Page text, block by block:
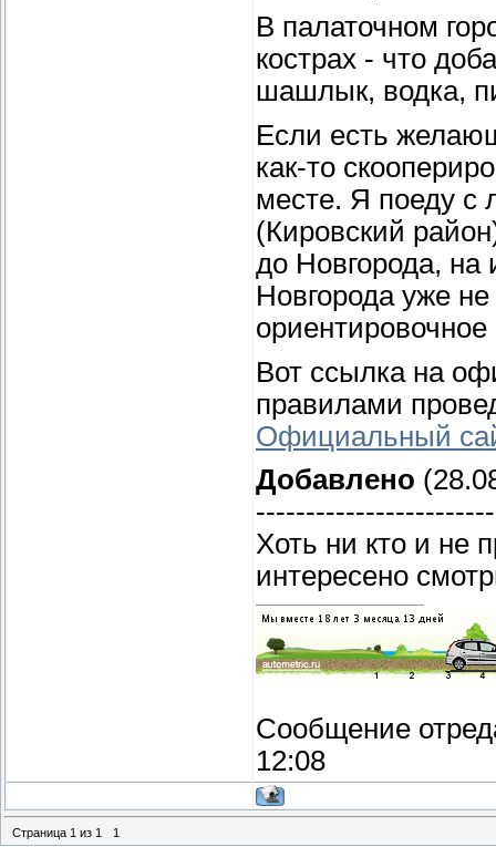
В палаточном
кострах - что
шашлык, водка,
Если есть
как-то
месте. Я поеду с
(Кировский
до Новгорода, на
Новгорода уже
Вот ссылка на
правилами
Официальный
Добавлено
Хоть ни кто и не
интересено
Сообщение
12:08
Страница 1 из 1 1